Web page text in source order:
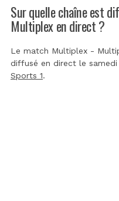
Sur quelle chaîne est
Multiplex en direct ?
Le match Multiplex -
diffusé en direct le samedi
Sports 1.